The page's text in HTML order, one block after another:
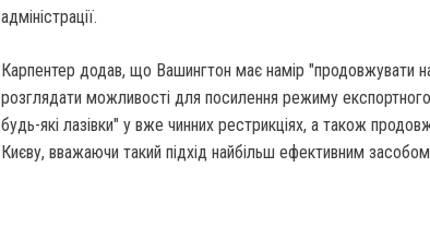
адміністрації.
Карпентер додав, що Вашингтон має намір "продовжувати
розглядати можливості для посилення режиму
будь-які лазівки" у вже чинних рестрикціях, а також
Києву, вважаючи такий підхід найбільш ефективним